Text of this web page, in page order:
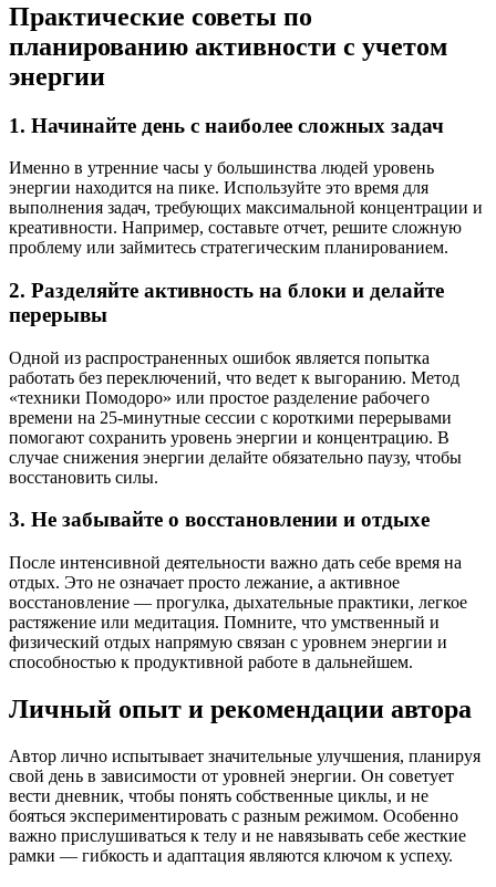
Практические советы по
планированию активности с учетом
энергии
1. Начинайте день с наиболее сложных задач
Именно в утренние часы у большинства людей уровень
энергии находится на пике. Используйте это время для
выполнения задач, требующих максимальной концентрации и
креативности. Например, составьте отчет, решите сложную
проблему или займитесь стратегическим планированием.
2. Разделяйте активность на блоки и делайте
перерывы
Одной из распространенных ошибок является попытка
работать без переключений, что ведет к выгоранию. Метод
«техники Помодоро» или простое разделение рабочего
времени на 25-минутные сессии с короткими перерывами
помогают сохранить уровень энергии и концентрацию. В
случае снижения энергии делайте обязательно паузу, чтобы
восстановить силы.
3. Не забывайте о восстановлении и отдыхе
После интенсивной деятельности важно дать себе время на
отдых. Это не означает просто лежание, а активное
восстановление — прогулка, дыхательные практики, легкое
растяжение или медитация. Помните, что умственный и
физический отдых напрямую связан с уровнем энергии и
способностью к продуктивной работе в дальнейшем.
Личный опыт и рекомендации автора
Автор лично испытывает значительные улучшения, планируя
свой день в зависимости от уровней энергии. Он советует
вести дневник, чтобы понять собственные циклы, и не
бояться экспериментировать с разным режимом. Особенно
важно прислушиваться к телу и не навязывать себе жесткие
рамки — гибкость и адаптация являются ключом к успеху.